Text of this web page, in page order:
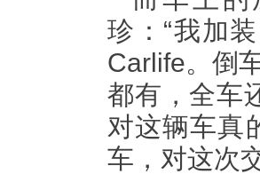
珍：“我加
Carlife。倒
都有，全车
对这辆车真
车，对这次